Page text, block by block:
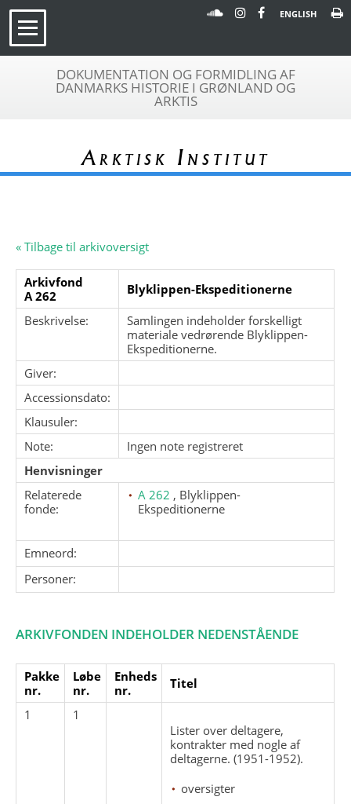
ENGLISH
DOKUMENTATION OG FORMIDLING AF
DANMARKS HISTORIE I GRØNLAND OG
ARKTIS
Arktisk Institut
« Tilbage til arkivoversigt
Arkivfond
A 262
Blyklippen-Ekspeditionerne
Beskrivelse:
Samlingen indeholder forskelligt
materiale vedrørende Blyklippen-
Ekspeditionerne.
Giver:
Accessionsdato:
Klausuler:
Note:
Ingen note registreret
Henvisninger
Relaterede
fonde:
A 262 , Blyklippen-
Ekspeditionerne
Emneord:
Personer:
ARKIVFONDEN INDEHOLDER NEDENSTÅENDE
Pakke
nr.
Løbe
nr.
Enheds
nr.
Titel
1
1
Lister over deltagere,
kontrakter med nogle af
deltagerne. (1951-1952).
oversigter